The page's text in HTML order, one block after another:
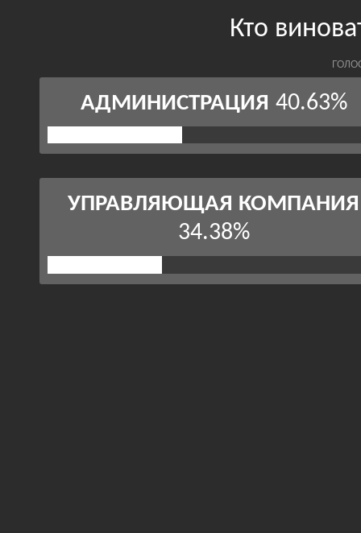
Кто
АДМИНИСТРАЦИЯ 40.63%
УПРАВЛЯЮЩАЯ КОМПАНИЯ
34.38%